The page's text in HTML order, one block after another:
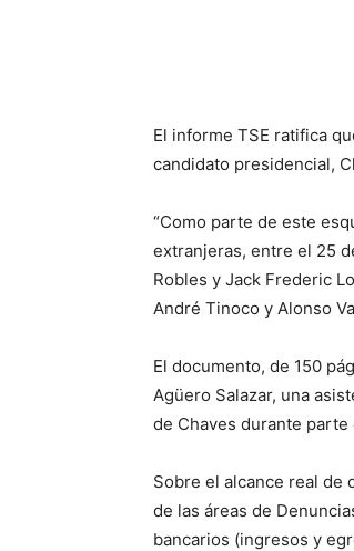
El informe TSE ratifica
candidato presidencial,
“Como parte de este
extranjeras, entre el 25
Robles y Jack Frederic
André Tinoco y Alonso
El documento, de 150
Agüero Salazar, una
de Chaves durante parte
Sobre el alcance real de
de las áreas de
bancarios (ingresos y